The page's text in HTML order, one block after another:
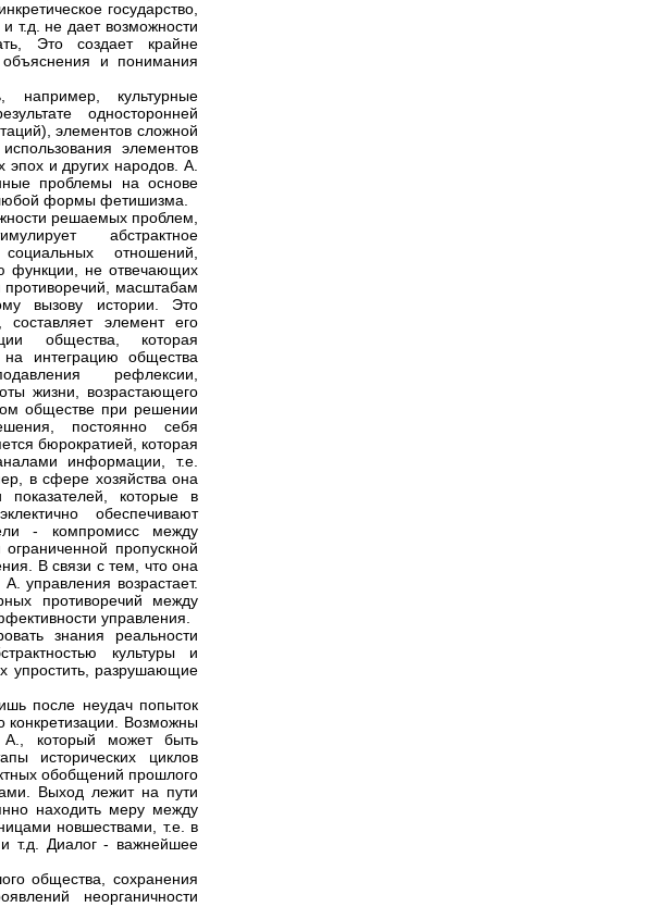
государство,
т.д. не дает возможности
Это создает крайне
и понимания
например, культурные
односторонней
элементов сложной
элементов
эпох и других народов. А.
проблемы на основе
формы фетишизма.
решаемых проблем,
абстрактное
социальных отношений,
функции, не отвечающих
противоречий, масштабам
вызову истории. Это
элемент его
общества, которая
на интеграцию общества
рефлексии,
жизни, возрастающего
обществе при решении
постоянно себя
бюрократией, которая
информации, т.е.
в сфере хозяйства она
показателей, которые в
обеспечивают
- компромисс между
пропускной
В связи с тем, что она
управления возрастает.
противоречий между
управления.
знания реальности
культуры и
упростить, разрушающие
после неудач попыток
конкретизации. Возможны
А., который может быть
исторических циклов
обобщений прошлого
Выход лежит на пути
находить меру между
новшествами, т.е. в
и т.д. Диалог - важнейшее
общества, сохранения
неорганичности